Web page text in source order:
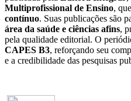
Multiprofissional de Ensino,
contínuo. Suas publicações são
área da saúde e ciências afins,
pela qualidade editorial. O
CAPES B3, reforçando seu
e a credibilidade das pesquisas